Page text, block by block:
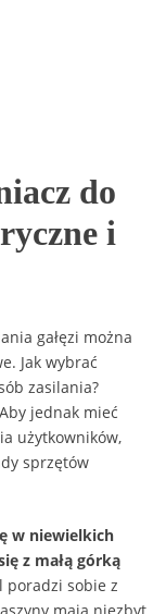
do
i
gałęzi można
Jak wybrać
zasilania?
jednak mieć
użytkowników,
sprzętów
w niewielkich
z małą górką
poradzi sobie z